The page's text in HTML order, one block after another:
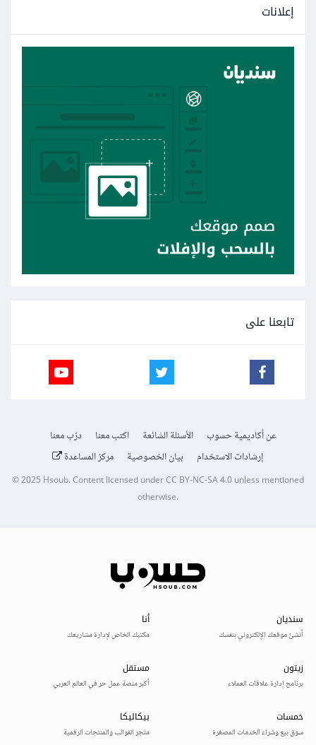
إعلانات
تابعنا على
عن أكاديمية حسوب الأسئلة الشائعة اكتب معنا
درّب معنا
إرشادات الاستخدام
بيان الخصوصية مركز المساعدة
© 2025Hsoub.Content licensed underCC BY-NC-SA 4.0unless mentioned
otherwise.